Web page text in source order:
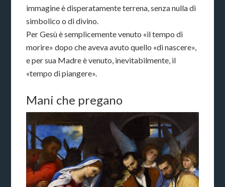
immagine è disperatamente terrena, senza nulla di
simbolico o di divino.
Per Gesù è semplicemente venuto «il tempo di
morire» dopo che aveva avuto quello «di nascere»,
e per sua Madre è venuto, inevitabilmente, il
«tempo di piangere».
Mani che pregano